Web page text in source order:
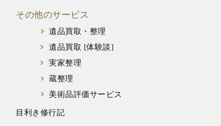
その他のサービス
遺品買取・整理
遺品買取 [体験談]
実家整理
蔵整理
美術品評価サービス
目利き修行記